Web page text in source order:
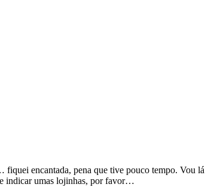
encantada, pena que tive pouco tempo. Vou lá
indicar umas lojinhas, por favor…